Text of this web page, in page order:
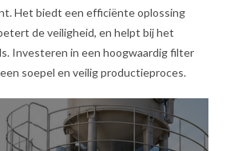
Het biedt een efficiënte oplossing
de veiligheid, en helpt bij het
Investeren in een hoogwaardig filter
soepel en veilig productieproces.